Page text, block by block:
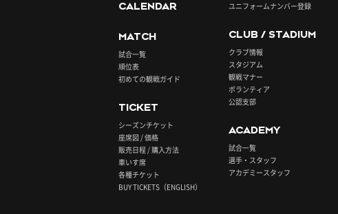
CALENDAR
MATCH
試合一覧
順位表
初めての観戦ガイド
TICKET
シーズンチケット
座席図 / 価格
販売日程 / 購入方法
車いす席
各種チケット
BUY TICKETS（ENGLISH）
ユニフォームナンバー登録
CLUB / STADIUM
クラブ情報
スタジアム
観戦マナー
ボランティア
公認支部
ACADEMY
試合一覧
選手・スタッフ
アカデミースタッフ